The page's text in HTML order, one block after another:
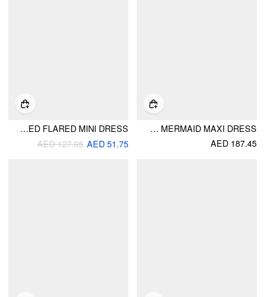
MESH SCOOP NECK RUFFLED ASYMMETRICAL HEM MERMAID MAXI DRESS
AED 187.45
HALTER NECK LACE PANEL O-RING RUCHED FLARED MINI DRESS
AED 51.75
AED 127.65